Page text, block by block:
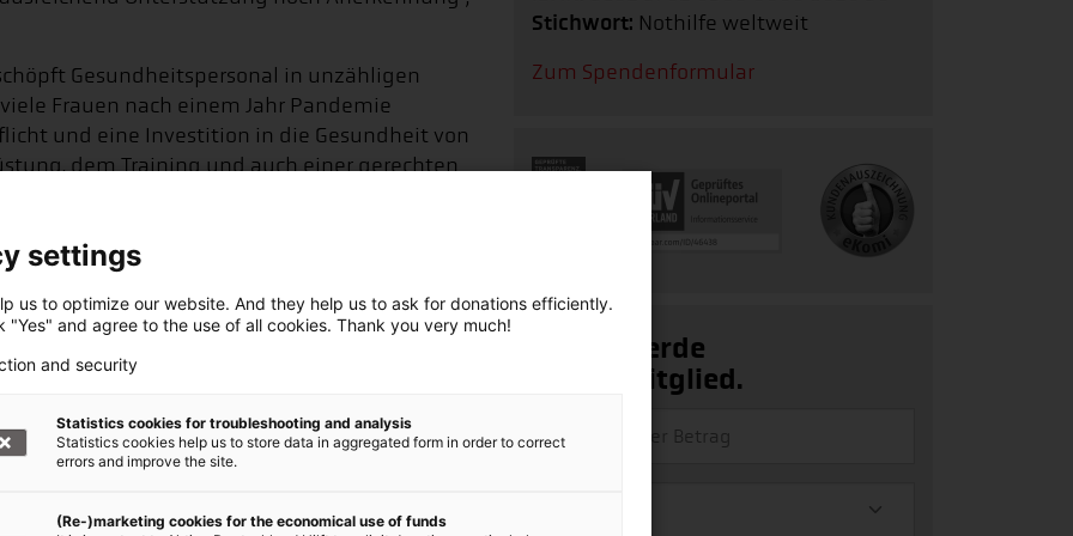
Gesundheitspersonal in unzähligen
Frauen nach einem Jahr Pandemie
und eine Investition in die Gesundheit von
dem Training und auch einer gerechten
Kosten im
müssen fünf Dollar für
investiert werden.
einschließlich Schulungen,
Stichwort: Nothilfe weltweit
Zum Spendenformular
Ja, ich werde
Fördermitglied.
settings
us to optimize our website. And they help us to ask for donations efficiently.
"Yes" and agree to the use of all cookies. Thank you very much!
and security
Statistics cookies for troubleshooting and analysis
Statistics cookies help us to store data in aggregated form in order to correct
errors and improve the site.
(Re-)marketing cookies for the economical use of funds